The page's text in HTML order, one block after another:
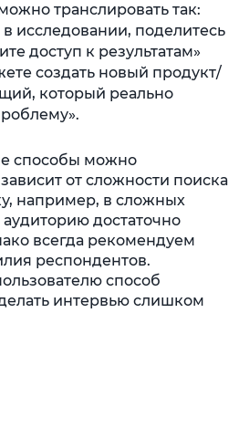
транслировать так:
в исследовании, поделитесь
доступ к результатам»
создать новый продукт/
который реально
способы можно
от сложности поиска
например, в сложных
достаточно
всегда рекомендуем
респондентов.
способ
интервью слишком